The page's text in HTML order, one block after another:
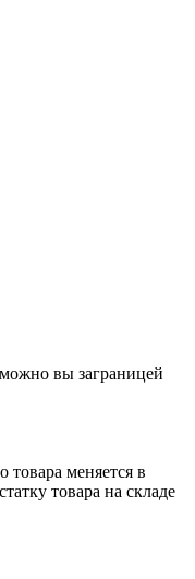
вы заграницей
товара меняется в
товара на складе